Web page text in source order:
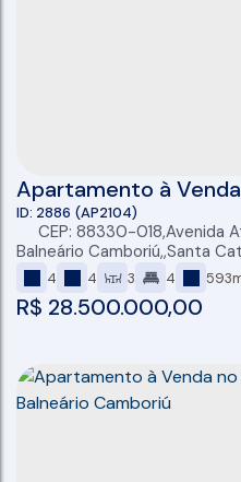
Apartamento à
em Balneário Camboriú
R$ 28.500.000,00
2886 (AP2104)
CEP: 88330-018,Avenida
Balneário Camboriú ,Santa
4 4 3 4